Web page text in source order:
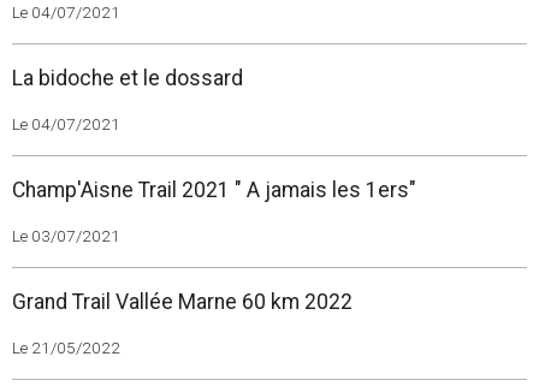
Le 04/07/2021
La bidoche et le dossard
Le 04/07/2021
Champ'Aisne Trail 2021 " A jamais les 1ers"
Le 03/07/2021
Grand Trail Vallée Marne 60 km 2022
Le 21/05/2022